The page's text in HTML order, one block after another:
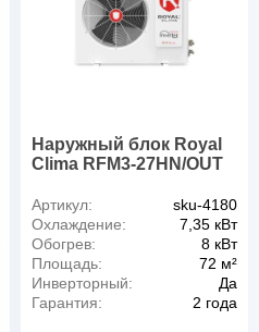
Наружный блок Royal
Clima RFM3-27HN/OUT
Артикул:
sku-4180
Охлаждение:
7,35 кВт
Обогрев:
8 кВт
Площадь:
72 м²
Инверторный:
Да
Гарантия:
2 года